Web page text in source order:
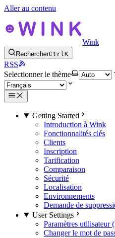
Aller au contenu
Wink
RechercherCtrlK
RSS
Selectionner le thème
Getting Started
Introduction à Wink
Fonctionnalités clés
Clients
Inscription
Tarification
Comparaison
Sécurité
Localisation
Environnements
Demande de
User Settings
Paramètres utilisateur
Changer le mot de